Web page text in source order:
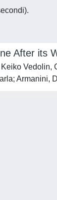
After its
Armanini,